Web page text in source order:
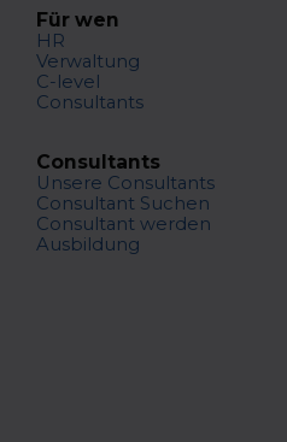
Für wen
HR
Verwaltung
C-level
Consultants
Consultants
Unsere Consultants
Consultant Suchen
Consultant werden
Ausbildung